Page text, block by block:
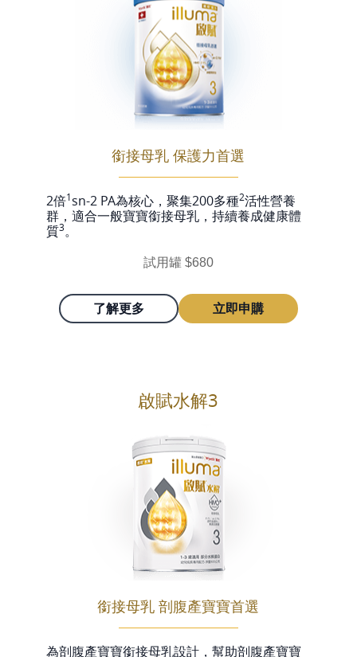
銜接母乳 保護力首選
2倍1sn-2 PA為核心，聚集200多種2活性營養
群，適合一般寶寶銜接母乳，持續養成健康體
質3。
試用罐 $680
了解更多 立即申購
啟賦水解3
銜接母乳 剖腹產寶寶首選
為剖腹產寶寶銜接母乳設計，幫助剖腹產寶寶